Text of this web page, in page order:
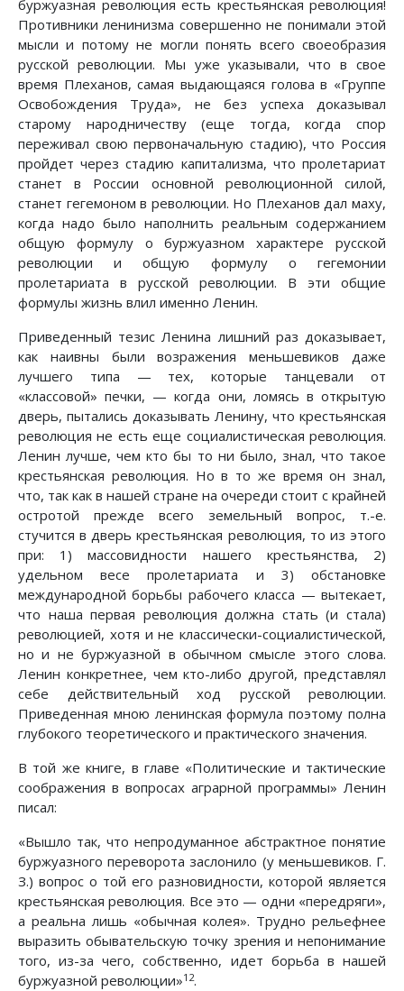
буржуазная революция есть крестьянская революция!
Противники ленинизма совершенно не понимали этой
мысли и потому не могли понять всего своеобразия
русской революции. Мы уже указывали, что в свое
время Плеханов, самая выдающаяся голова в «Группе
Освобождения Труда», не без успеха доказывал
старому народничеству (еще тогда, когда спор
переживал свою первоначальную стадию), что Россия
пройдет через стадию капитализма, что пролетариат
станет в России основной революционной силой,
станет гегемоном в революции. Но Плеханов дал маху,
когда надо было наполнить реальным содержанием
общую формулу о буржуазном характере русской
революции и общую формулу о гегемонии
пролетариата в русской революции. В эти общие
формулы жизнь влил именно Ленин.
Приведенный тезис Ленина лишний раз доказывает,
как наивны были возражения меньшевиков даже
лучшего типа — тех, которые танцевали от
«классовой» печки, — когда они, ломясь в открытую
дверь, пытались доказывать Ленину, что крестьянская
революция не есть еще социалистическая революция.
Ленин лучше, чем кто бы то ни было, знал, что такое
крестьянская революция. Но в то же время он знал,
что, так как в нашей стране на очереди стоит с крайней
остротой прежде всего земельный вопрос, т.-е.
стучится в дверь крестьянская революция, то из этого
при: 1) массовидности нашего крестьянства, 2)
удельном весе пролетариата и 3) обстановке
международной борьбы рабочего класса — вытекает,
что наша первая революция должна стать (и стала)
революцией, хотя и не классически-социалистической,
но и не буржуазной в обычном смысле этого слова.
Ленин конкретнее, чем кто-либо другой, представлял
себе действительный ход русской революции.
Приведенная мною ленинская формула поэтому полна
глубокого теоретического и практического значения.
В той же книге, в главе «Политические и тактические
соображения в вопросах аграрной программы» Ленин
писал:
«Вышло так, что непродуманное абстрактное понятие
буржуазного переворота заслонило (у меньшевиков. Г.
З.) вопрос о той его разновидности, которой является
крестьянская революция. Все это — одни «передряги»,
а реальна лишь «обычная колея». Трудно рельефнее
выразить обывательскую точку зрения и непонимание
того, из-за чего, собственно, идет борьба в нашей
буржуазной революции»12.